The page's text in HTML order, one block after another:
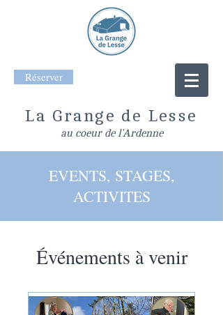
Réserver
La Grange de Lesse
au coeur de l'Ardenne
EVENTS, STAGES,
ACTIVITES
Événements à venir